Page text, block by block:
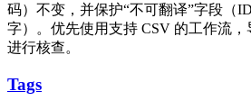
码）不变，并保护“不可翻译”字段（
字）。优先使用支持 CSV 的工作流
进行核查。
Tags